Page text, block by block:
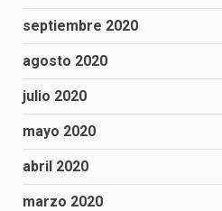
septiembre 2020
agosto 2020
julio 2020
mayo 2020
abril 2020
marzo 2020